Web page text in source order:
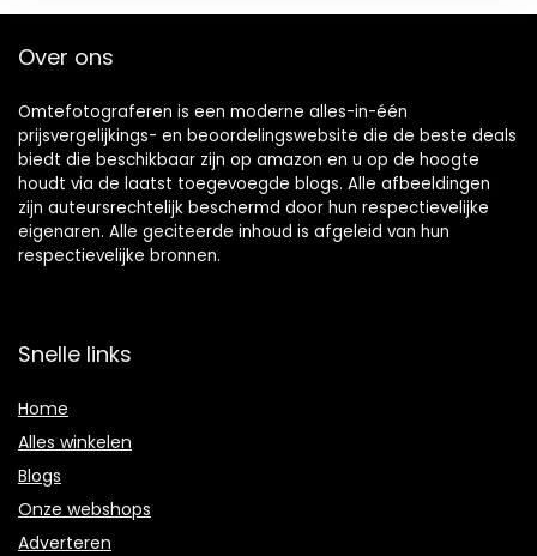
Over ons
Omtefotograferen is een moderne alles-in-één
prijsvergelijkings- en beoordelingswebsite die de beste deals
biedt die beschikbaar zijn op amazon en u op de hoogte
houdt via de laatst toegevoegde blogs. Alle afbeeldingen
zijn auteursrechtelijk beschermd door hun respectievelijke
eigenaren. Alle geciteerde inhoud is afgeleid van hun
respectievelijke bronnen.
Snelle links
Home
Alles winkelen
Blogs
Onze webshops
Adverteren